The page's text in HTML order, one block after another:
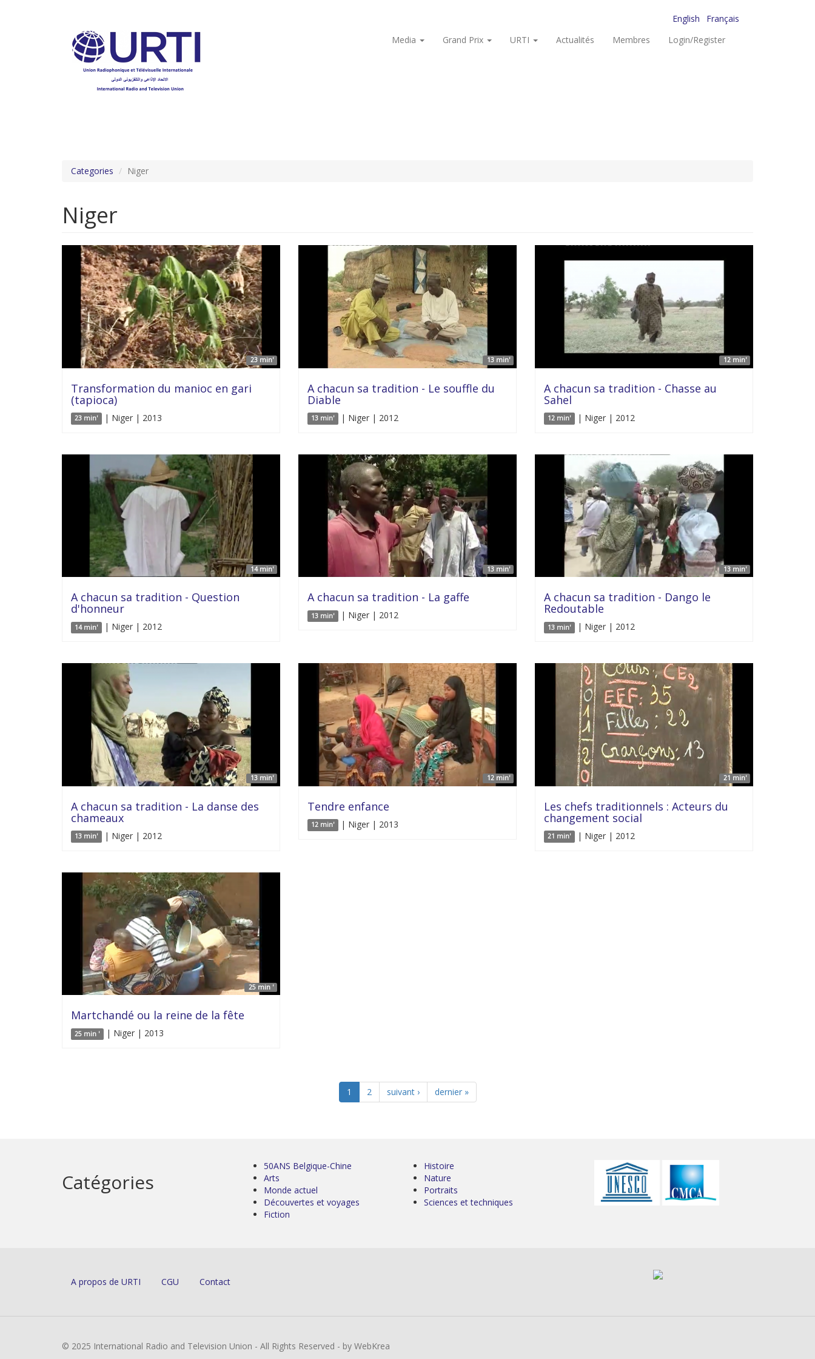
English
Français
Media
Grand Prix URTI Actualités Membres Login/Register
Categories Niger
Niger
23 min'
Transformation du manioc en gari
(tapioca)
23 min' | Niger | 2013
13 min'
A chacun sa tradition - Le souffle du
Diable
13 min' | Niger | 2012
12 min'
A chacun sa tradition - Chasse au
Sahel
12 min' | Niger | 2012
14 min'
A chacun sa tradition - Question
d'honneur
14 min' | Niger | 2012
13 min'
A chacun sa tradition - La gaffe
13 min' | Niger | 2012
13 min'
A chacun sa tradition - Dango le
Redoutable
13 min' | Niger | 2012
13 min'
A chacun sa tradition - La danse des
chameaux
13 min' | Niger | 2012
12 min'
Tendre enfance
12 min' | Niger | 2013
21 min'
Les chefs traditionnels : Acteurs du
changement social
21 min' | Niger | 2012
25 min '
Martchandé ou la reine de la fête
25 min ' | Niger | 2013
1 2 suivant › dernier »
Catégories
50ANS Belgique-Chine
Arts
Monde actuel
Découvertes et voyages
Fiction
Histoire
Nature
Portraits
Sciences et techniques
A propos de URTI CGU Contact
© 2025 International Radio and Television Union - All Rights Reserved - by WebKrea